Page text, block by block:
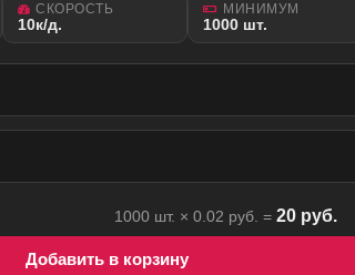
СКОРОСТЬ
10к/д.
МИНИМУМ
1000 шт.
1000 шт. × 0.02 руб. = 20 руб.
Добавить в корзину